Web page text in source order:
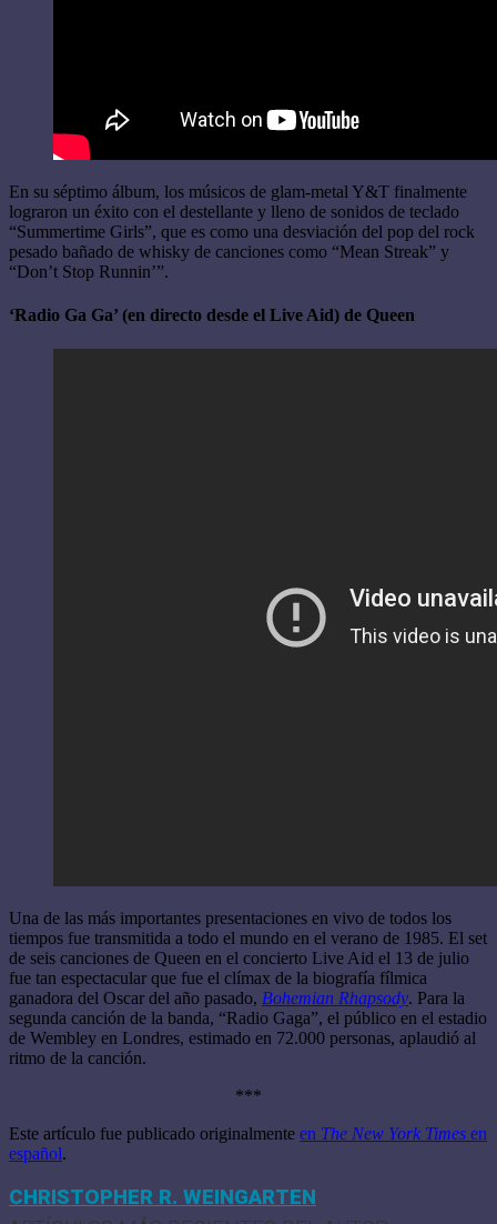
En su séptimo álbum, los músicos de glam-metal Y&T finalmente
lograron un éxito con el destellante y lleno de sonidos de teclado
“Summertime Girls”, que es como una desviación del pop del rock
pesado bañado de whisky de canciones como “Mean Streak” y
“Don’t Stop Runnin’”.
‘Radio Ga Ga’ (en directo desde el Live Aid) de Queen
Una de las más importantes presentaciones en vivo de todos los
tiempos fue transmitida a todo el mundo en el verano de 1985. El set
de seis canciones de Queen en el concierto Live Aid el 13 de julio
fue tan espectacular que fue el clímax de la biografía fílmica
ganadora del Oscar del año pasado, Bohemian Rhapsody. Para la
segunda canción de la banda, “Radio Gaga”, el público en el estadio
de Wembley en Londres, estimado en 72.000 personas, aplaudió al
ritmo de la canción.
***
Este artículo fue publicado originalmente en The New York Times en
español.
CHRISTOPHER R. WEINGARTEN